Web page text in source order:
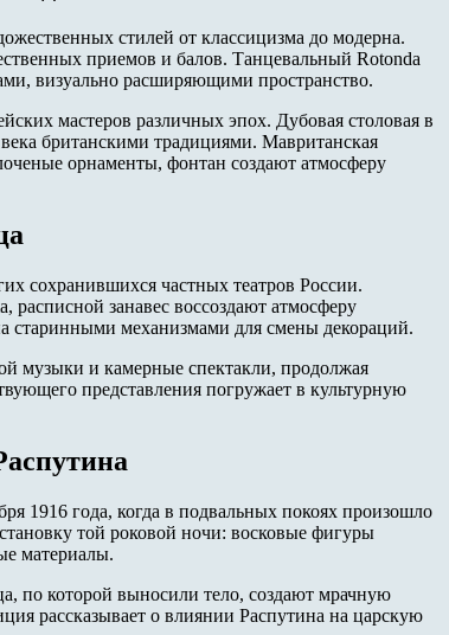
стилей от классицизма до модерна.
приемов и балов. Танцевальный Rotonda
визуально расширяющими пространство.
мастеров различных эпох. Дубовая столовая в
британскими традициями. Мавританская
орнаменты, фонтан создают атмосферу
сохранившихся частных театров России.
расписной занавес воссоздают атмосферу
старинными механизмами для смены декораций.
музыки и камерные спектакли, продолжая
представления погружает в культурную
1916 года, когда в подвальных покоях произошло
той роковой ночи: восковые фигуры
материалы.
по которой выносили тело, создают мрачную
рассказывает о влиянии Распутина на царскую